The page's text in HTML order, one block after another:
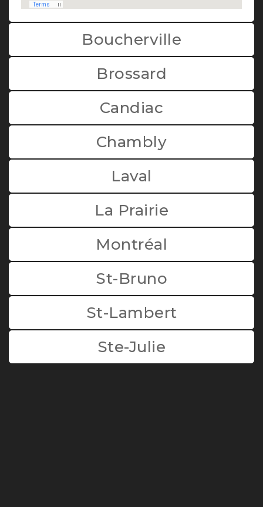
Boucherville
Brossard
Candiac
Chambly
Laval
La Prairie
Montréal
St-Bruno
St-Lambert
Ste-Julie